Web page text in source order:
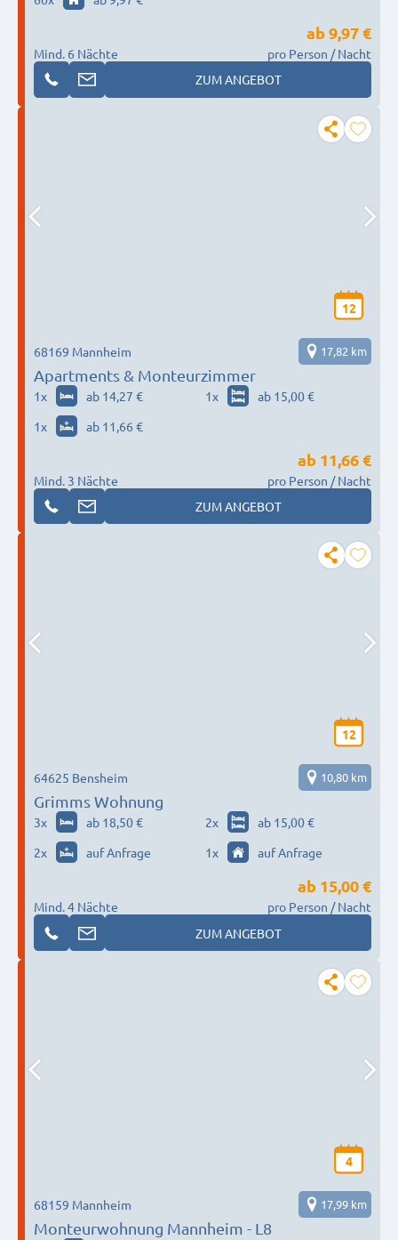
Mind. 6 Nächte
ab 9,97 €
pro Person / Nacht
ZUM ANGEBOT
12
Apartments & Monteurzimmer
68169 Mannheim 17,82 km
1x ab 14,27 € 1x
ab 15,00 €
1x ab 11,66 €
Mind. 3 Nächte
ab 11,66 €
pro Person / Nacht
ZUM ANGEBOT
12
Grimms Wohnung
64625 Bensheim 10,80 km
3x ab 18,50 € 2x
ab 15,00 €
2x auf Anfrage 1x auf Anfrage
Mind. 4 Nächte
ab 15,00 €
pro Person / Nacht
ZUM ANGEBOT
4
Monteurwohnung Mannheim - L8
68159 Mannheim 17,99 km